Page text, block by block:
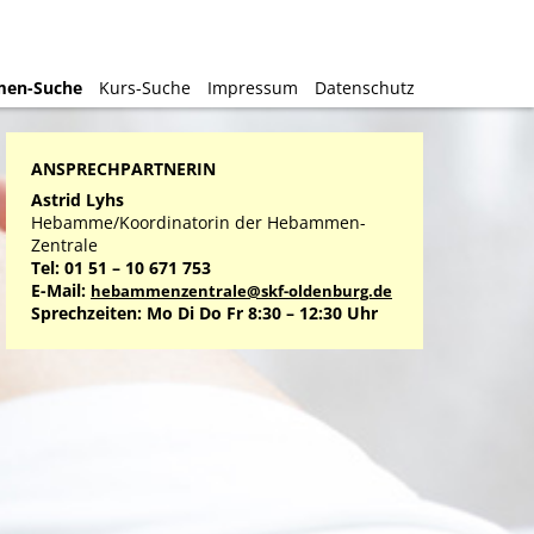
Suche Kurs-Suche Impressum Datenschutz
Suche Kurs-Suche Impressum Datenschutz
ANSPRECHPARTNERIN
Astrid Lyhs
Hebamme/Koordinatorin der Hebammen-
Zentrale
Tel: 01 51 – 10 671 753
E-Mail: hebammenzentrale@skf-oldenburg.de
Sprechzeiten: Mo Di Do Fr 8:30 – 12:30 Uhr